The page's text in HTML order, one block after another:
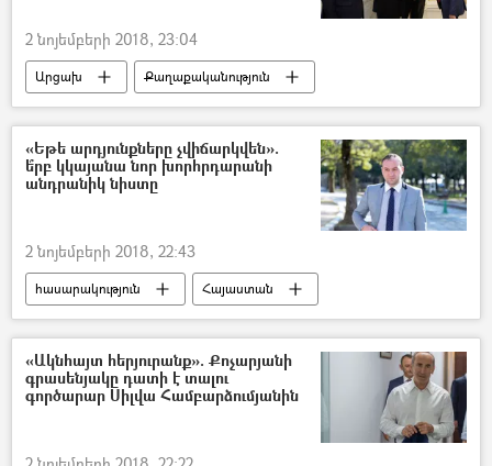
2 նոյեմբերի 2018, 23:04
Արցախ
Քաղաքականություն
Հայաստան
Աշխարհ
Նիկոլ Փաշինյան
ԵԱՀԿ Մինսկի Խումբ
«Եթե արդյունքները չվիճարկվեն».
ե՞րբ կկայանա նոր խորհրդարանի
անդրանիկ նիստը
2 նոյեմբերի 2018, 22:43
հասարակություն
Հայաստան
Քաղաքականություն
Ազգային ժողովի ընտրություններ
«Ակնհայտ հերյուրանք». Քոչարյանի
գրասենյակը դատի է տալու
գործարար Սիլվա Համբարձումյանին